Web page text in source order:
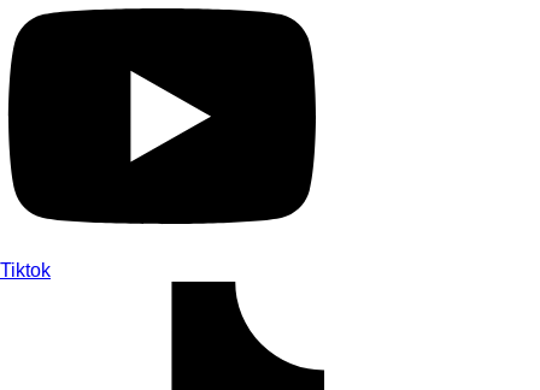
Tiktok